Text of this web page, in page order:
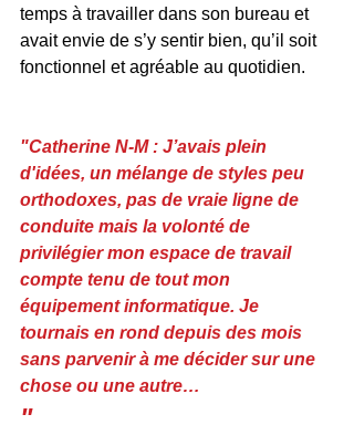
temps à travailler dans son bureau et
avait envie de s’y sentir bien, qu’il soit
fonctionnel et agréable au quotidien.
"Catherine N-M : J’avais plein
d'idées, un mélange de styles peu
orthodoxes, pas de vraie ligne de
conduite mais la volonté de
privilégier mon espace de travail
compte tenu de tout mon
équipement informatique. Je
tournais en rond depuis des mois
sans parvenir à me décider sur une
chose ou une autre…
"